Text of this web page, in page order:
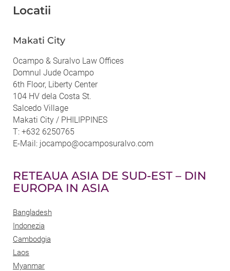
Locatii
Makati City
Ocampo & Suralvo Law Offices
Domnul Jude Ocampo
6th Floor, Liberty Center
104 HV dela Costa St.
Salcedo Village
Makati City / PHILIPPINES
T: +632 6250765
E-Mail: jocampo@ocamposuralvo.com
RETEAUA ASIA DE SUD-EST – DIN
EUROPA IN ASIA
Bangladesh
Indonezia
Cambodgia
Laos
Myanmar